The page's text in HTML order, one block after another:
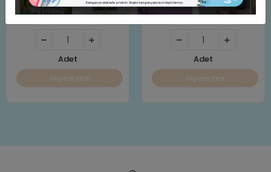
899,00 TL
Adet
Sepete Ekle
2.000,00 TL
Adet
Sepete Ekle